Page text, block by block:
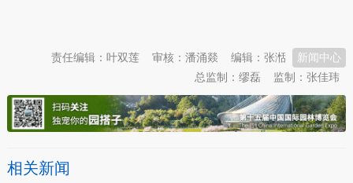
新闻中心
编辑：张湉
审核：潘涌燚
责任编辑：叶双莲
监制：张佳玮
总监制：缪磊
相关新闻